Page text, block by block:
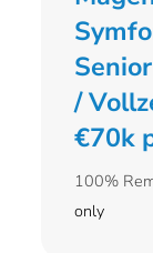
/
€70k
100%
only